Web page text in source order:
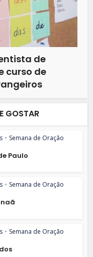
de
curso de
GOSTAR
• Semana de Oração
Paulo
• Semana de Oração
• Semana de Oração